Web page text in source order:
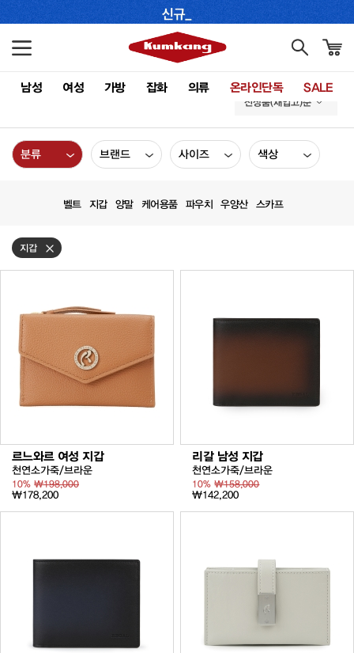
남성 여성 가방 잡화 의류 온라인단독 SALE
신상품(재입고)순
분류 브랜드 사이즈 색상
벨트 지갑 양말 케어용품 파우치 우양산 스카프
지갑
르느와르 여성 지갑
천연소가죽/브라운
10% ₩198,000
₩178,200
리갈 남성 지갑
천연소가죽/브라운
10%₩158,000
₩142,200